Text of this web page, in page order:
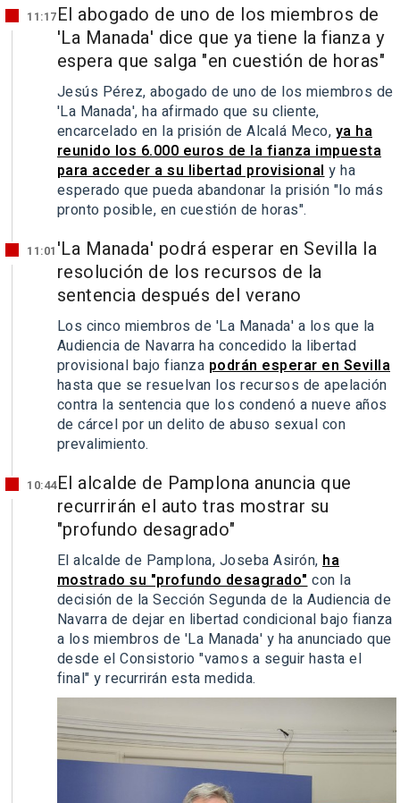
11:17El abogado de uno de los miembros de
'La Manada' dice que ya tiene la fianza y
espera que salga "en cuestión de horas"
Jesús Pérez, abogado de uno de los miembros de
'La Manada', ha afirmado que su cliente,
encarcelado en la prisión de Alcalá Meco, ya ha
reunido los 6.000 euros de la fianza impuesta
para acceder a su libertad provisionaly ha
esperado que pueda abandonar la prisión "lo más
pronto posible, en cuestión de horas".
11:01 'La Manada' podrá esperar en Sevilla la
resolución de los recursos de la
sentencia después del verano
Los cinco miembros de 'La Manada' a los que la
Audiencia de Navarra ha concedido la libertad
provisional bajo fianza podrán esperar en Sevilla
hasta que se resuelvan los recursos de apelación
contra la sentencia que los condenó a nueve años
de cárcel por un delito de abuso sexual con
prevalimiento.
10:44El alcalde de Pamplona anuncia que
recurrirán el auto tras mostrar su
"profundo desagrado"
El alcalde de Pamplona, Joseba Asirón, ha
mostrado su "profundo desagrado"con la
decisión de la Sección Segunda de la Audiencia de
Navarra de dejar en libertad condicional bajo fianza
a los miembros de 'La Manada' y ha anunciado que
desde el Consistorio "vamos a seguir hasta el
final" y recurrirán esta medida.